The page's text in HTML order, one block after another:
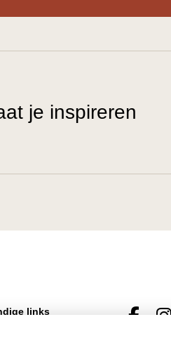
je inspireren
links